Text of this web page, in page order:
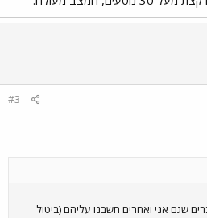
#3
שגם אני ואחרים חשבנו עליהם (ביטול